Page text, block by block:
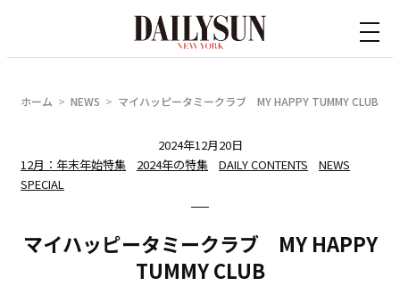
ホーム NEWS マイハッピータミークラブ MY HAPPY TUMMY CLUB
2024年12月20日
12月：年末年始特集
2024年の特集 DAILY CONTENTS
NEWS
SPECIAL
マイハッピータミークラブ MY HAPPY
TUMMY CLUB